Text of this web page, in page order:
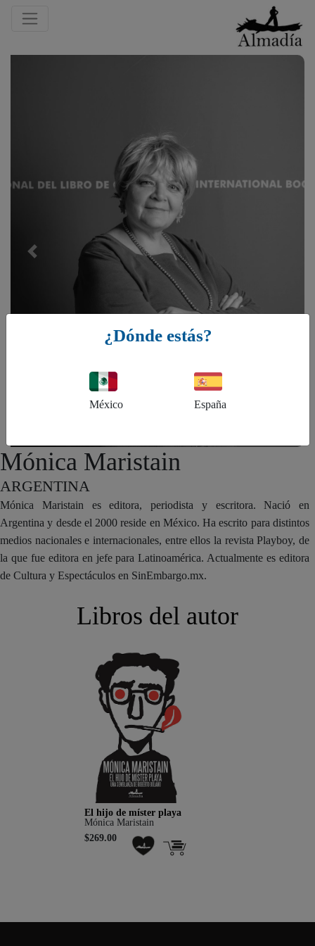
Previous
Mónica Maristain
ARGENTINA
Mónica Maristain es editora, periodista y escritora. Nació en
Argentina y desde el 2000 reside en México. Ha escrito para distintos
medios nacionales e internacionales, entre ellos la revista Playboy, de
la que fue editora en jefe para Latinoamérica. Actualmente es editora
de Cultura y Espectáculos en SinEmbargo.mx.
Libros del autor
El hijo de míster playa
Mónica Maristain
$269.00
¿Dónde estás?
México España